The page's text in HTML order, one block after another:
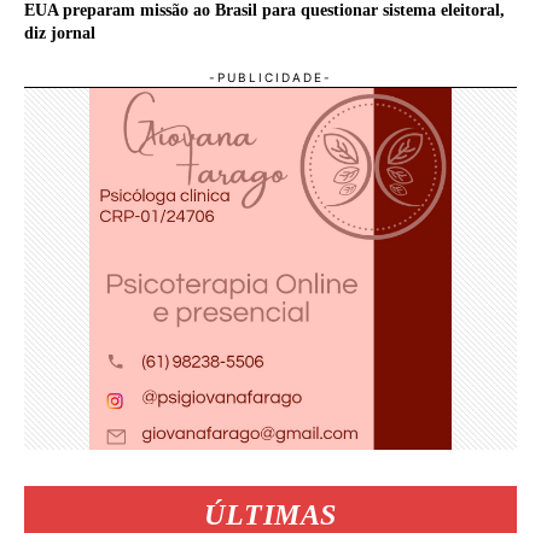
EUA preparam missão ao Brasil para questionar sistema eleitoral,
diz jornal
ÚLTIMAS